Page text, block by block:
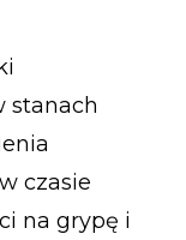
stanach
czasie
na grypę i